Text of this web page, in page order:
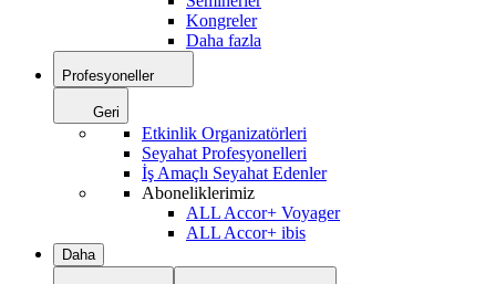
Kongreler
Daha fazla
Profesyoneller
Geri
Etkinlik Organizatörleri
Seyahat Profesyonelleri
İş Amaçlı Seyahat Edenler
Aboneliklerimiz
ALL Accor+ Voyager
ALL Accor+ ibis
Daha